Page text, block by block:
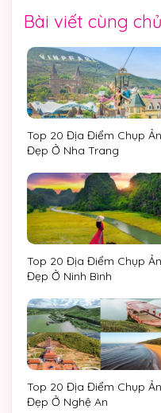
Bài viết cùng
Top 20 Địa Điểm Chụp
Đẹp Ở Nha Trang
Top 20 Địa Điểm Chụp
Đẹp Ở Ninh Bình
Top 20 Địa Điểm Chụp
Đẹp Ở Nghệ An